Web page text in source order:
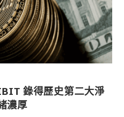
錄得歷史第二大淨
濃厚